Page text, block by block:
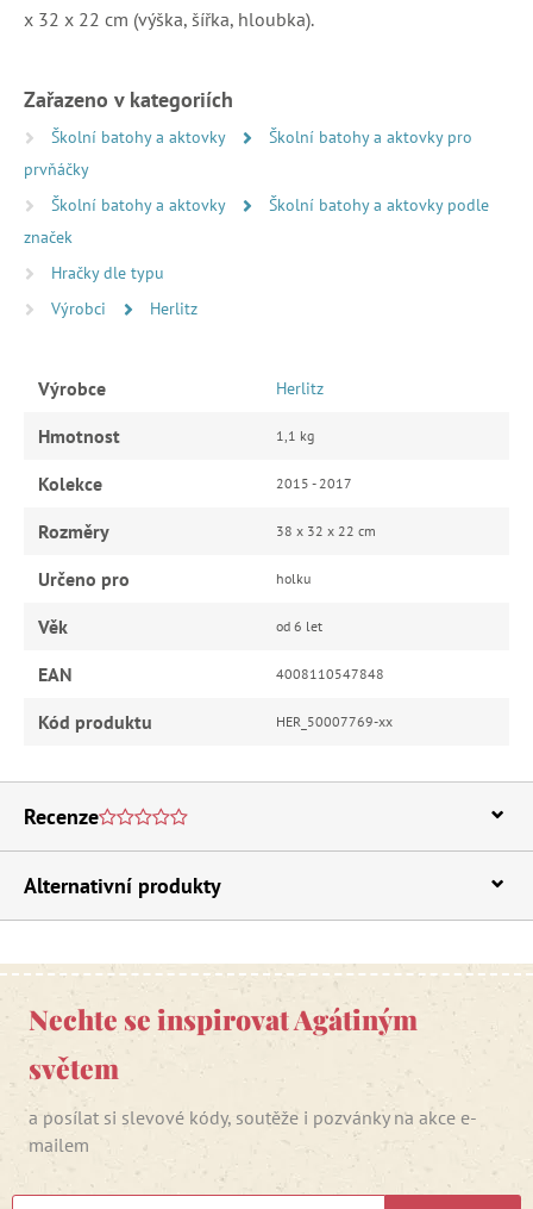
x 32 x 22 cm (výška, šířka, hloubka).
Zařazeno v kategoriích
Školní batohy a aktovky
Školní batohy a aktovky pro
prvňáčky
Školní batohy a aktovky
Školní batohy a aktovky podle
značek
Hračky dle typu
Výrobci
Herlitz
Výrobce Herlitz
Hmotnost 1,1 kg
Kolekce 2015 - 2017
Rozměry 38 x 32 x 22 cm
Určeno pro holku
Věk od 6 let
EAN 4008110547848
Kód produktu HER_50007769-xx
Recenze
Alternativní produkty
Nechte se inspirovat Agátiným
světem
a posílat si slevové kódy, soutěže i pozvánky na akce e-
mailem